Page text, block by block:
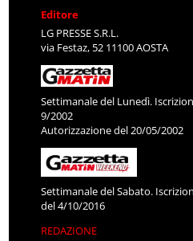
Editore
LG PRESSE S.R.L.
via Festaz, 52 11100 AOSTA
Settimanale del Lunedì.
9/2002
Autorizzazione del 20/05/2002
Settimanale del Sabato.
del 4/10/2016
REDAZIONE